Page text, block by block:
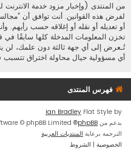
من المنتدى (وإخبار مزود خدمة
لفرض هذه القوانين. أنت توافق أن
أو تعديله أو نقله أو إغلاقه حسب
تخزن المعلومات المدخلة كلها سابقًا
أي مسؤولية حيال محاولة اختراق
فهرس المنتدى
Flat Style by
Ian Bradley
بدعم من phpBB
® Forum Software © phpBB Limited
الترجمة برعاية المنتديات العربية
الخصوصية | الشروط